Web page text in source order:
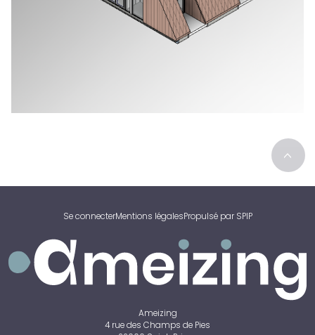
>
Se connecterMentions légalesPropulsé par SPIP
Ameizing
4 rue des Champs de Pies